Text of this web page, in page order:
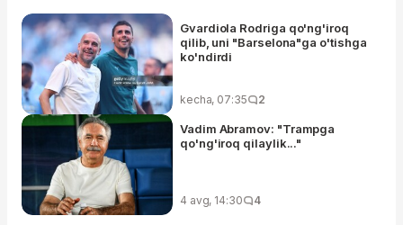
Gvardiola Rodriga qo'ng'iroq
qilib, uni "Barselona"ga o'tishga
ko'ndirdi
kecha, 07:35 2
Vadim Abramov: "Trampga
qo'ng'iroq qilaylik..."
4 avg, 14:30 4